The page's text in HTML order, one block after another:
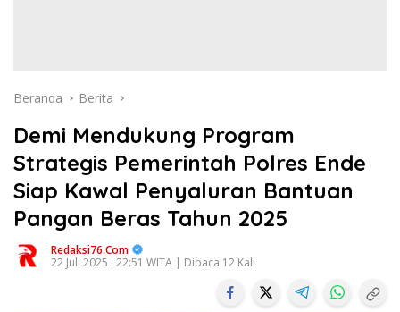
Beranda Berita
Demi Mendukung Program
Strategis Pemerintah Polres Ende
Siap Kawal Penyaluran Bantuan
Pangan Beras Tahun 2025
Redaksi76.com
22 Juli 2025 : 22:51 WITA | Dibaca 12 Kali